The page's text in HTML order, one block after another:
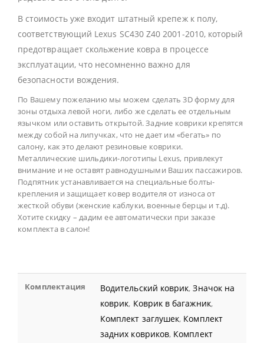
В стоимость уже входит штатный крепеж к полу,
соответствующий Lexus SC430 Z40 2001-2010, который
предотвращает скольжение ковра в процессе
эксплуатации, что несомненно важно для
безопасности вождения.
По Вашему пожеланию мы можем сделать 3D форму для
зоны отдыха левой ноги, либо же сделать ее отдельным
язычком или оставить открытой. Задние коврики крепятся
между собой на липучках, что не дает им «бегать» по
салону, как это делают резиновые коврики.
Металлические шильдики-логотипы Lexus, привлекут
внимание и не оставят равнодушными Ваших пассажиров.
Подпятник устанавливается на специальные болты-
крепления и защищает ковер водителя от износа от
жесткой обуви (женские каблуки, военные берцы и т.д).
Хотите скидку – дадим ее автоматически при заказе
комплекта в салон!
Комплектация Водительский коврик,Значок на
коврик, Коврик в багажник,
Комплект заглушек, Комплект
задних ковриков, Комплект